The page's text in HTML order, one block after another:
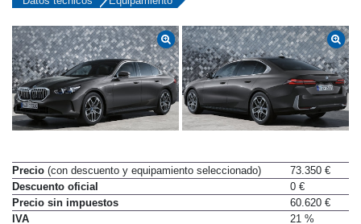
Precio(con descuento y equipamiento seleccionado)
73.350 €
Descuento oficial
0 €
Precio sin impuestos
60.620 €